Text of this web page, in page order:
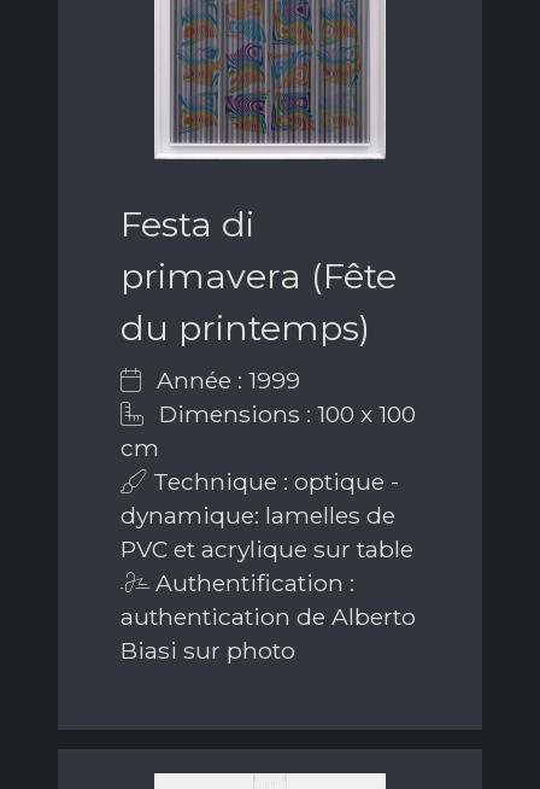
Festa di
primavera (Fête
du printemps)
Année : 1999
Dimensions : 100 x 100
cm
Technique : optique -
dynamique: lamelles de
PVC et acrylique sur table
Authentification :
authentication de Alberto
Biasi sur photo